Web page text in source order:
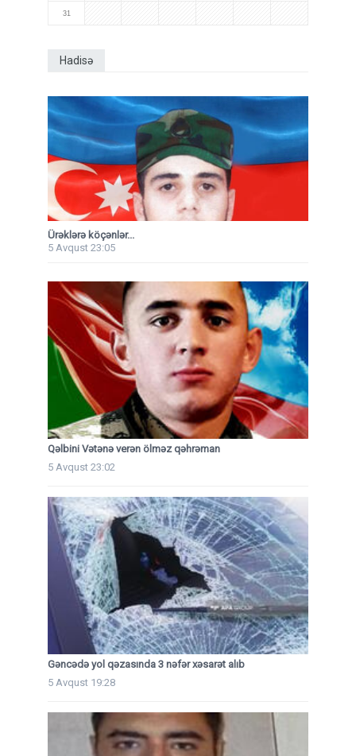
31
Hadisə
Ürəklərə köçənlər...
5 Avqust 23:05
Qəlbini Vətənə verən ölməz qəhrəman
5 Avqust 23:02
Gəncədə yol qəzasında 3 nəfər xəsarət alıb
5 Avqust 19:28